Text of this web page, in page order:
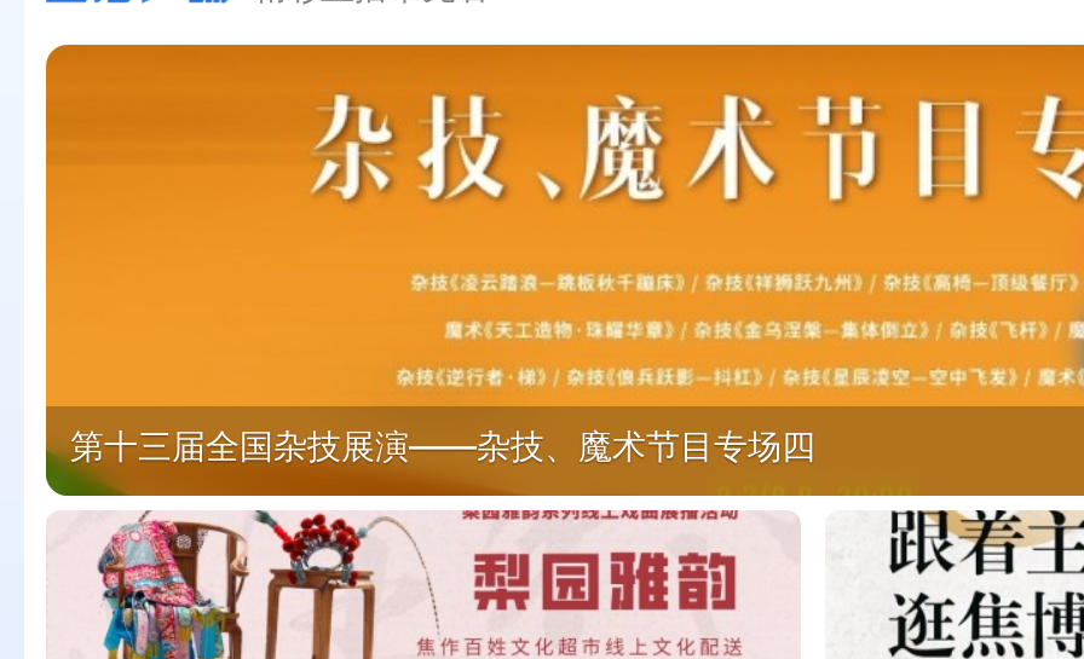
第十三届全国杂技展演——杂技、魔术节目专场四